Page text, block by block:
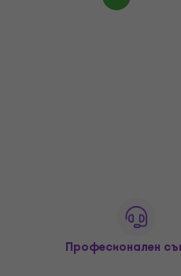
Професионален